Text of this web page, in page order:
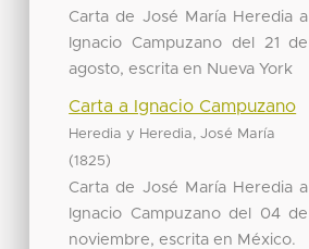
Carta de José María Heredia a
Ignacio Campuzano del 21 de
agosto, escrita en Nueva York
Carta a Ignacio Campuzano
Heredia y Heredia, José María
(1825)
Carta de José María Heredia a
Ignacio Campuzano del 04 de
noviembre, escrita en México.